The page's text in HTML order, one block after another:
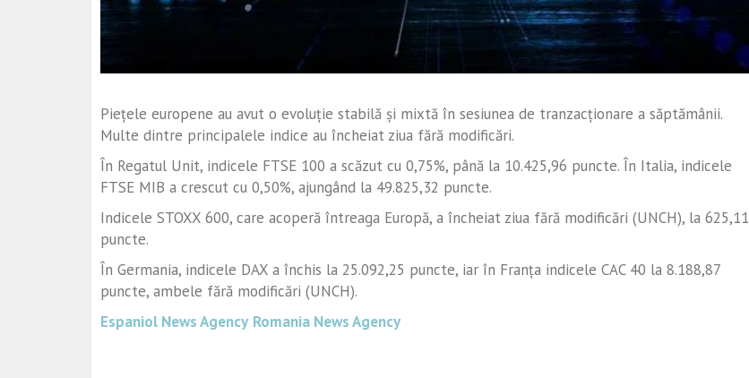
Piețele europene au avut o evoluție stabilă și mixtă în sesiunea de tranzacționare a săptămânii.
Multe dintre principalele indice au încheiat ziua fără modificări.
În Regatul Unit, indicele FTSE 100 a scăzut cu 0,75%, până la 10.425,96 puncte. În Italia, indicele
FTSE MIB a crescut cu 0,50%, ajungând la 49.825,32 puncte.
Indicele STOXX 600, care acoperă întreaga Europă, a încheiat ziua fără modificări (UNCH), la 625,11
puncte.
În Germania, indicele DAX a închis la 25.092,25 puncte, iar în Franța indicele CAC 40 la 8.188,87
puncte, ambele fără modificări (UNCH).
Espaniol News Agency Romania News Agency